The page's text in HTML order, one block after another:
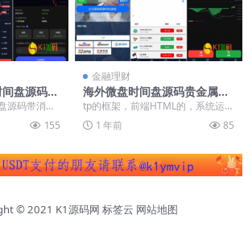
盘源码带
据代理源
微盘交易
源码带消息
码【多语
155
金融理财
海外微盘时间盘源码贵金属原
油期货秒交易虚拟币微盘外汇
秒合约交易源码
tp的框架，前端HTML的，系统运行
流畅不卡顿 前端带线路检测网络测
试页面 邀请...
1 年前 85
© 2021 K1源码网 标签云 网站地图